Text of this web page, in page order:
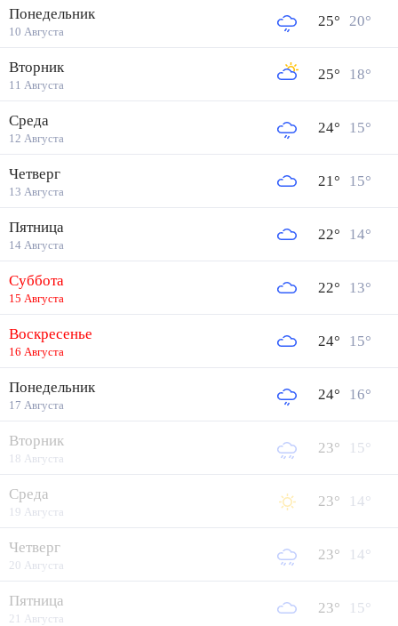
Понедельник
10 Августа
25° 20°
Вторник
11 Августа
25° 18°
Среда
12 Августа
24° 15°
Четверг
13 Августа
21° 15°
Пятница
14 Августа
22° 14°
Суббота
15 Августа
22° 13°
Воскресенье
16 Августа
24° 15°
Понедельник
17 Августа
24° 16°
Вторник
18 Августа
23° 15°
Среда
19 Августа
23° 14°
Четверг
20 Августа
23° 14°
Пятница
21 Августа
23° 15°